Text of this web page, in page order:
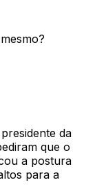
da
que o
a postura
para a